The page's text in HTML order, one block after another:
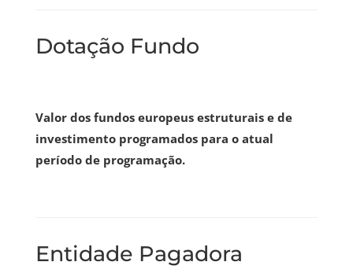
Dotação Fundo
Valor dos fundos europeus estruturais e de
investimento programados para o atual
período de programação.
Entidade Pagadora